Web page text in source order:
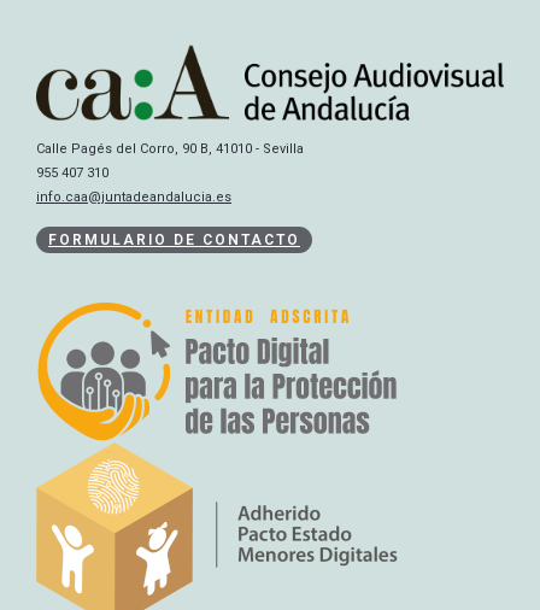
Calle Pagés del Corro, 90 B, 41010 - Sevilla
955 407 310
info.caa@juntadeandalucia.es
FORMULARIO DE CONTACTO